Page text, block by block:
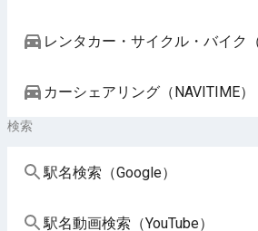
レンタカー・サイクル・バイク
カーシェアリング（NAVITIME）
検索
駅名検索（Google）
駅名動画検索（YouTube）